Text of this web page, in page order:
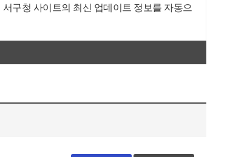
구청 사이트의 최신 업데이트 정보를 자동으